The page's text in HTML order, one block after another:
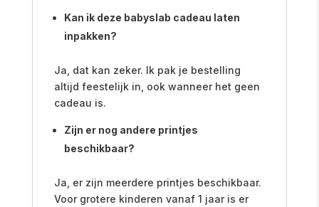
Kan ik deze babyslab cadeau laten
inpakken?
Ja, dat kan zeker. Ik pak je bestelling
altijd feestelijk in, ook wanneer het geen
cadeau is.
Zijn er nog andere printjes
beschikbaar?
Ja, er zijn meerdere printjes beschikbaar.
Voor grotere kinderen vanaf 1 jaar is er